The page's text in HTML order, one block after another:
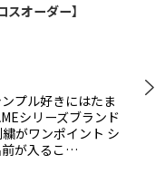
スオーダー】
プル好きにはたま
シリーズブランド
がワンポイント シ
前が入るこ…